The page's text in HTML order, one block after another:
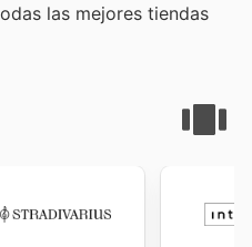
las mejores tiendas